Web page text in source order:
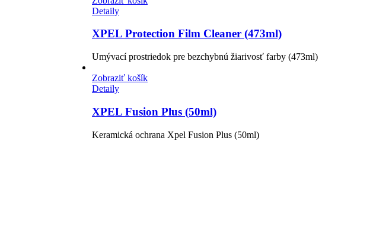
Detaily
XPEL Protection Film Cleaner (473ml)
Umývací prostriedok pre bezchybnú žiarivosť farby (473ml)
Zobraziť košík
Detaily
XPEL Fusion Plus (50ml)
Keramická ochrana Xpel Fusion Plus (50ml)